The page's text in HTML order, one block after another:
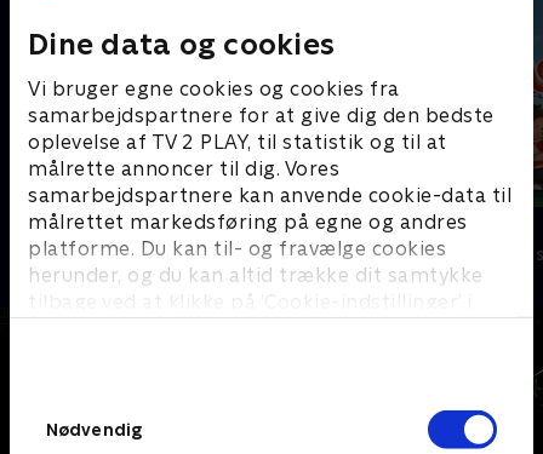
Dine data og cookies
Vi bruger egne cookies og cookies fra
samarbejdspartnere for at give dig den bedste
oplevelse af TV 2 PLAY, til statistik og til at
målrette annoncer til dig. Vores
samarbejdspartnere kan anvende cookie-data til
målrettet markedsføring på egne og andres
platforme. Du kan til- og fravælge cookies
herunder, og du kan altid trække dit samtykke
tilbage ved at klikke på ’Cookie-indstillinger’ i
Nødvendig
Vicke Viking
Børneserier • 1 sæsoner
Monchhichi
Børneserier • 1